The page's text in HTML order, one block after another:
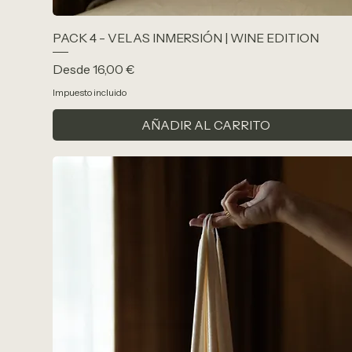
PACK 4 - VELAS INMERSIÓN | WINE EDITION
Desde16,00 €
Precio de oferta
Impuesto incluido
AÑADIR AL CARRITO